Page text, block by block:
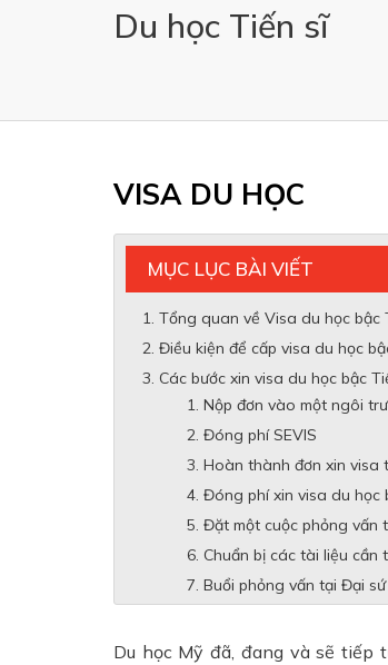
Du học Tiến sĩ
VISA DU HỌC
MỤC LỤC BÀI VIẾT
Tổng quan về Visa du học bậc
Điều kiện để cấp visa du học
Các bước xin visa du học bậc
Nộp đơn vào một ngôi
Đóng phí SEVIS
Hoàn thành đơn xin visa
Đóng phí xin visa du học
Đặt một cuộc phỏng vấn
Chuẩn bị các tài liệu cần
Buổi phỏng vấn tại Đại
Du học Mỹ đã, đang và sẽ tiếp